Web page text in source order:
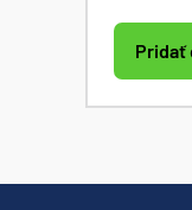
Database
Pridať